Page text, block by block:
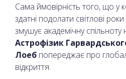
Сама ймовірність того, що у
здатні подолати світлові роки
змушує академічну спільноту
Астрофізик
Лоеб попереджає про
відкриття.